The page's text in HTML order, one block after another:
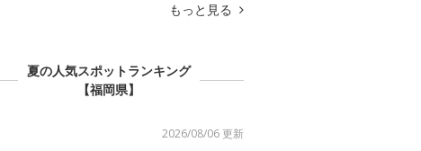
もっと見る
夏の人気スポットランキング
【福岡県】
2026/08/06 更新